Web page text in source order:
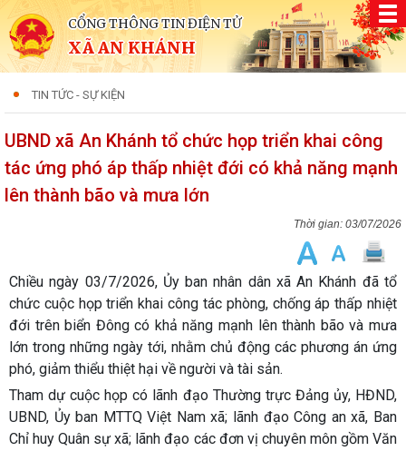
CỔNG THÔNG TIN ĐIỆN TỬ
XÃ AN KHÁNH
TIN TỨC - SỰ KIỆN
UBND xã An Khánh tổ chức họp triển khai công
tác ứng phó áp thấp nhiệt đới có khả năng mạnh
lên thành bão và mưa lớn
03/07/2026
Chiều ngày 03/7/2026, Ủy ban nhân dân xã An Khánh đã tổ
chức cuộc họp triển khai công tác phòng, chống áp thấp nhiệt
đới trên biển Đông có khả năng mạnh lên thành bão và mưa
lớn trong những ngày tới, nhằm chủ động các phương án ứng
phó, giảm thiểu thiệt hại về người và tài sản.
Tham dự cuộc họp có lãnh đạo Thường trực Đảng ủy, HĐND,
UBND, Ủy ban MTTQ Việt Nam xã; lãnh đạo Công an xã, Ban
Chỉ huy Quân sự xã; lãnh đạo các đơn vị chuyên môn gồm Văn